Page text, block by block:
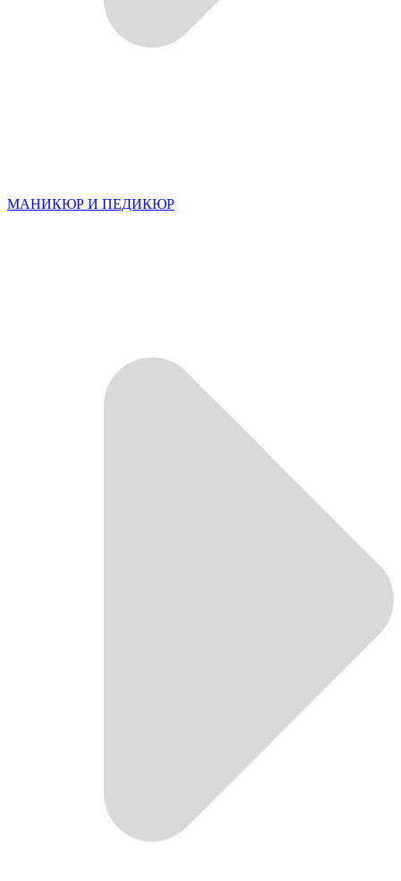
МАНИКЮР И ПЕДИКЮР